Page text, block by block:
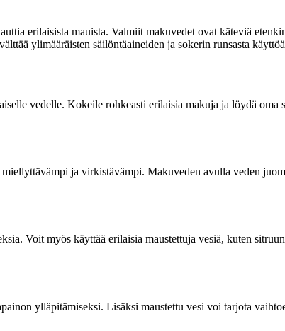
erilaisista mauista. Valmiit makuvedet ovat käteviä
ylimääräisten säilöntäaineiden ja sokerin runsasta
vedelle. Kokeile rohkeasti erilaisia makuja ja löydä
ja virkistävämpi. Makuveden avulla veden
Voit myös käyttää erilaisia maustettuja vesiä, kuten
ylläpitämiseksi. Lisäksi maustettu vesi voi tarjota